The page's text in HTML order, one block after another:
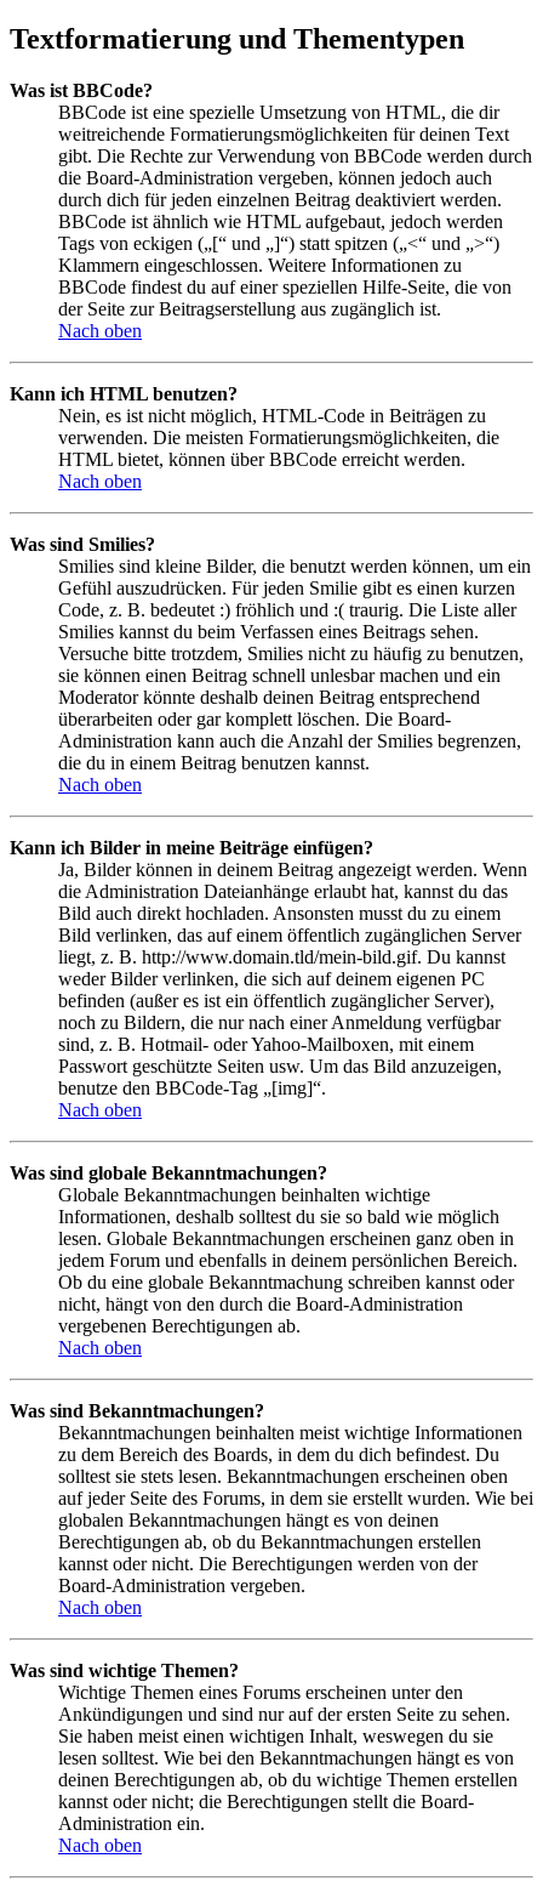
Textformatierung und Thementypen
Was ist BBCode?
BBCode ist eine spezielle Umsetzung von HTML, die dir
weitreichende Formatierungsmöglichkeiten für deinen Text
gibt. Die Rechte zur Verwendung von BBCode werden durch
die Board-Administration vergeben, können jedoch auch
durch dich für jeden einzelnen Beitrag deaktiviert werden.
BBCode ist ähnlich wie HTML aufgebaut, jedoch werden
Tags von eckigen („[“ und „]“) statt spitzen („<“ und „>“)
Klammern eingeschlossen. Weitere Informationen zu
BBCode findest du auf einer speziellen Hilfe-Seite, die von
der Seite zur Beitragserstellung aus zugänglich ist.
Nach oben
Kann ich HTML benutzen?
Nein, es ist nicht möglich, HTML-Code in Beiträgen zu
verwenden. Die meisten Formatierungsmöglichkeiten, die
HTML bietet, können über BBCode erreicht werden.
Nach oben
Was sind Smilies?
Smilies sind kleine Bilder, die benutzt werden können, um ein
Gefühl auszudrücken. Für jeden Smilie gibt es einen kurzen
Code, z. B. bedeutet :) fröhlich und :( traurig. Die Liste aller
Smilies kannst du beim Verfassen eines Beitrags sehen.
Versuche bitte trotzdem, Smilies nicht zu häufig zu benutzen,
sie können einen Beitrag schnell unlesbar machen und ein
Moderator könnte deshalb deinen Beitrag entsprechend
überarbeiten oder gar komplett löschen. Die Board-
Administration kann auch die Anzahl der Smilies begrenzen,
die du in einem Beitrag benutzen kannst.
Nach oben
Kann ich Bilder in meine Beiträge einfügen?
Ja, Bilder können in deinem Beitrag angezeigt werden. Wenn
die Administration Dateianhänge erlaubt hat, kannst du das
Bild auch direkt hochladen. Ansonsten musst du zu einem
Bild verlinken, das auf einem öffentlich zugänglichen Server
liegt, z. B. http://www.domain.tld/mein-bild.gif. Du kannst
weder Bilder verlinken, die sich auf deinem eigenen PC
befinden (außer es ist ein öffentlich zugänglicher Server),
noch zu Bildern, die nur nach einer Anmeldung verfügbar
sind, z. B. Hotmail- oder Yahoo-Mailboxen, mit einem
Passwort geschützte Seiten usw. Um das Bild anzuzeigen,
benutze den BBCode-Tag „[img]“.
Nach oben
Was sind globale Bekanntmachungen?
Globale Bekanntmachungen beinhalten wichtige
Informationen, deshalb solltest du sie so bald wie möglich
lesen. Globale Bekanntmachungen erscheinen ganz oben in
jedem Forum und ebenfalls in deinem persönlichen Bereich.
Ob du eine globale Bekanntmachung schreiben kannst oder
nicht, hängt von den durch die Board-Administration
vergebenen Berechtigungen ab.
Nach oben
Was sind Bekanntmachungen?
Bekanntmachungen beinhalten meist wichtige Informationen
zu dem Bereich des Boards, in dem du dich befindest. Du
solltest sie stets lesen. Bekanntmachungen erscheinen oben
auf jeder Seite des Forums, in dem sie erstellt wurden. Wie bei
globalen Bekanntmachungen hängt es von deinen
Berechtigungen ab, ob du Bekanntmachungen erstellen
kannst oder nicht. Die Berechtigungen werden von der
Board-Administration vergeben.
Nach oben
Was sind wichtige Themen?
Wichtige Themen eines Forums erscheinen unter den
Ankündigungen und sind nur auf der ersten Seite zu sehen.
Sie haben meist einen wichtigen Inhalt, weswegen du sie
lesen solltest. Wie bei den Bekanntmachungen hängt es von
deinen Berechtigungen ab, ob du wichtige Themen erstellen
kannst oder nicht; die Berechtigungen stellt die Board-
Administration ein.
Nach oben